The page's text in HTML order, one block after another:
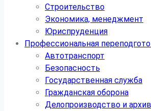
Строительство
Экономика, менеджмент
Юриспруденция
Профессиональная
Автотранспорт
Безопасность
Государственная служба
Гражданская оборона
Делопроизводство и